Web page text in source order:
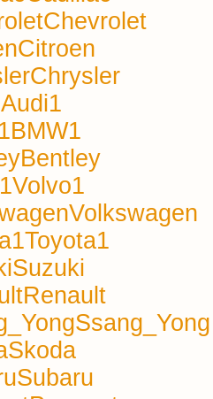
Chevrolet
Citroen
Chrysler
Audi1
BMW1
Bentley
Volvo1
Volkswagen
Toyota1
Suzuki
Renault
Ssang_Yong
Skoda
Subaru